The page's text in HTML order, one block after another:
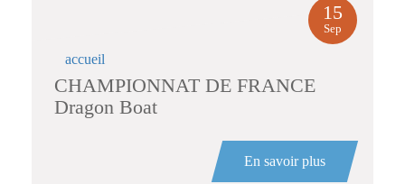
accueil
CHAMPIONNAT DE FRANCE
Dragon Boat
15
Sep
En savoir plus